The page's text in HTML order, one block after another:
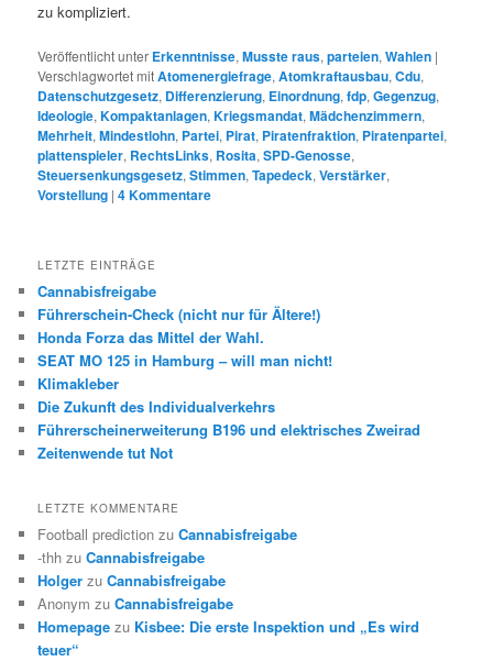
zu kompliziert.
Veröffentlicht unter Erkenntnisse,Musste raus,parteien,Wahlen |
Verschlagwortet mitAtomenergiefrage,Atomkraftausbau,Cdu,
Datenschutzgesetz, Differenzierung, Einordnung,fdp,Gegenzug,
Ideologie,Kompaktanlagen,Kriegsmandat,Mädchenzimmern,
Mehrheit,Mindestlohn, Partei, Pirat, Piratenfraktion, Piratenpartei,
plattenspieler, RechtsLinks, Rosita,SPD-Genosse,
Steuersenkungsgesetz,Stimmen,Tapedeck,Verstärker,
Vorstellung |4Kommentare
LETZTE EINTRÄGE
Cannabisfreigabe
Führerschein-Check (nicht nur für Ältere!)
Honda Forza das Mittel der Wahl.
SEAT MO 125 in Hamburg – will man nicht!
Klimakleber
Die Zukunft des Individualverkehrs
Führerscheinerweiterung B196 und elektrisches Zweirad
Zeitenwende tut Not
LETZTE KOMMENTARE
Football prediction zuCannabisfreigabe
-thh zuCannabisfreigabe
Holger zuCannabisfreigabe
Anonym zuCannabisfreigabe
Homepage zu Kisbee: Die erste Inspektion und „Es wird
teuer“